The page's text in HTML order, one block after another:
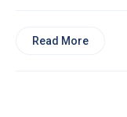
Read More